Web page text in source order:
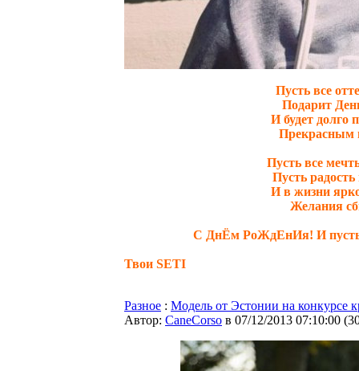
Пусть все
Подарит
И будет долго
Прекрасным
Пусть все
Пусть радость
И в жизни
Желания
С ДнЁм РоЖдЕнИя! И пусть
Твои SETI
Разное : Модель от Эстонии на конкурсе
Автор: CaneCorso в 07/12/2013 07:10:00 (